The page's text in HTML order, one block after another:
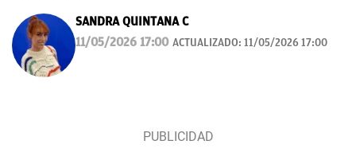
SANDRA QUINTANA C
11/05/2026 17:00 ACTUALIZADO: 11/05/2026 17:00